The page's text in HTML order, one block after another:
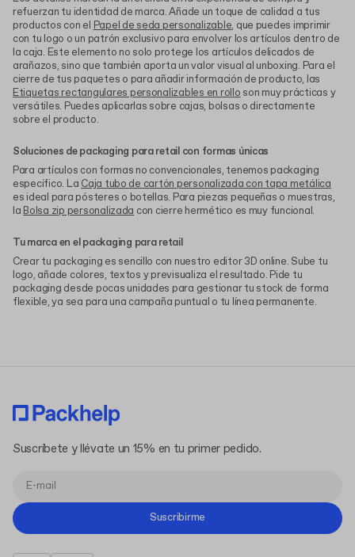
refuerzan tu identidad de marca. Añade un toque de calidad a tus
productos con el Papel de seda personalizable, que puedes imprimir
con tu logo o un patrón exclusivo para envolver los artículos dentro de
la caja. Este elemento no solo protege los artículos delicados de
arañazos, sino que también aporta un valor visual al unboxing. Para el
cierre de tus paquetes o para añadir información de producto, las
Etiquetas rectangulares personalizables en rollo son muy prácticas y
versátiles. Puedes aplicarlas sobre cajas, bolsas o directamente
sobre el producto.
Soluciones de packaging para retail con formas únicas
Para artículos con formas no convencionales, tenemos packaging
específico. La Caja tubo de cartón personalizada con tapa metálica
es ideal para pósteres o botellas. Para piezas pequeñas o muestras,
la Bolsa zip personalizada con cierre hermético es muy funcional.
Tu marca en el packaging para retail
Crear tu packaging es sencillo con nuestro editor 3D online. Sube tu
logo, añade colores, textos y previsualiza el resultado. Pide tu
packaging desde pocas unidades para gestionar tu stock de forma
flexible, ya sea para una campaña puntual o tu línea permanente.
Suscríbete y llévate un 15% en tu primer pedido.
Suscribirme